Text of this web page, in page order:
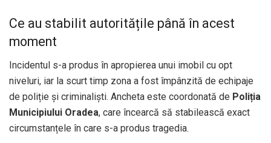
Ce au stabilit autoritățile până în acest
moment
Incidentul s-a produs în apropierea unui imobil cu opt
niveluri, iar la scurt timp zona a fost împânzită de echipaje
de poliție și criminaliști. Ancheta este coordonată de Poliția
Municipiului Oradea, care încearcă să stabilească exact
circumstanțele în care s-a produs tragedia.